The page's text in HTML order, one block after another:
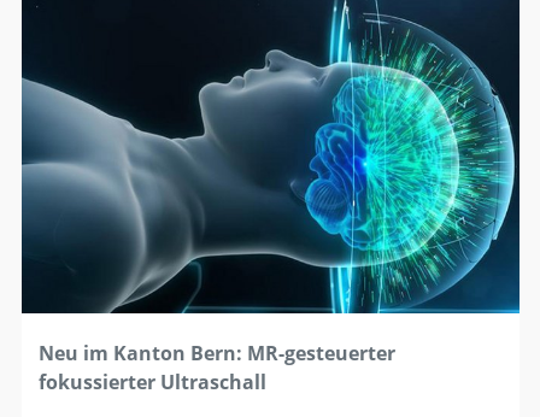
Neu im Kanton Bern: MR-gesteuerter
fokussierter Ultraschall